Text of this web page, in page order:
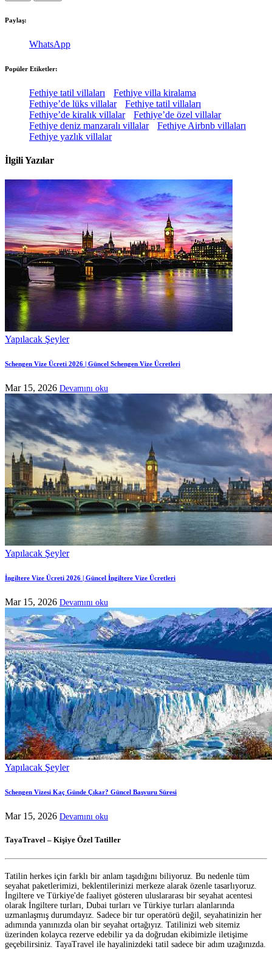
Paylaş:
WhatsApp
Popüler Etiketler:
Fethiye tatil villaları
Fethiye villa kiralama
Fethiye’de lüks villalar
Fethiye tatil villaları
Fethiye’de kiralık villalar
Fethiye’de özel villalar
Fethiye deniz manzaralı villalar
Fethiye Airbnb villaları
Fethiye yazlık villalar
İlgili Yazılar
Yapılacak Şeyler
Schengen Vize Ücreti 2026 | Güncel Schengen Vize Ücretleri
Mar 15, 2026 Devamını oku
Yapılacak Şeyler
İngiltere Vize Ücreti 2026 | Güncel İngiltere Vize Ücretleri
Mar 15, 2026 Devamını oku
Yapılacak Şeyler
Schengen Vizesi Kaç Günde Çıkar? Güncel Başvuru Süresi
Mar 15, 2026 Devamını oku
TayaTravel – Kişiye Özel Tatiller
Tatilin herkes için farklı bir anlam taşıdığını biliyoruz. Bu nedenle tüm
seyahat paketlerimizi, beklentilerinizi merkeze alarak özenle tasarlıyoruz.
İngiltere ve Türkiye'de faaliyet gösteren uluslararası bir seyahat acentesi
olarak İngiltere turları, Dubai turları ve Türkiye turları alanlarında
uzmanlaşmış durumdayız. Sadece bir tur operatörü değil, seyahatinizin her
adımında yanınızda olan bir seyahat ortağıyız. Tatilinizi web sitemiz
üzerinden kolayca rezerve edebilir ya da doğrudan ekibimizle iletişime
geçebilirsiniz. TayaTravel ile hayalinizdeki tatil sadece bir adım uzağınızda.